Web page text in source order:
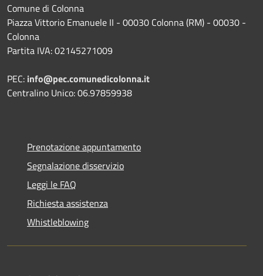
Comune di Colonna
Piazza Vittorio Emanuele II - 00030 Colonna (RM) - 00030 -
Colonna
Partita IVA: 02145271009
PEC: info@pec.comunedicolonna.it
Centralino Unico: 06.97859938
Prenotazione appuntamento
Segnalazione disservizio
Leggi le FAQ
Richiesta assistenza
Whistleblowing